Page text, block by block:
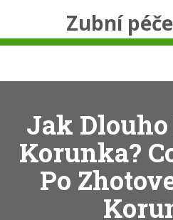
Zubní
Jak
Korunka?
Po